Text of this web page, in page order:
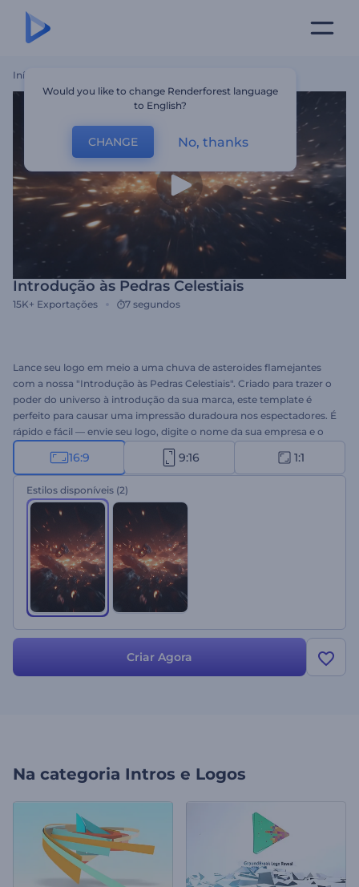
Início
Introdução às Pedras Celestiais
15K+ Exportações 7 segundos
Lance seu logo em meio a uma chuva de asteroides flamejantes
com a nossa "Introdução às Pedras Celestiais". Criado para trazer o
poder do universo à introdução da sua marca, este template é
perfeito para causar uma impressão duradoura nos espectadores. É
rápido e fácil — envie seu logo, digite o nome da sua empresa e o
slogan, e escolha uma trilha sonora de fundo. Ideal para vídeos de
ficção científica, intros tecnológicas, apresentações épicas e outros
projetos com temática espacial. Experimente agora!
16:9 9:16 1:1
Estilos disponíveis (2)
Criar Agora
Na categoria Intros e Logos
Would you like to change Renderforest language
to English?
CHANGE No, thanks